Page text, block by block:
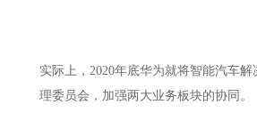
实际上，2020年底华为就将智能汽
理委员会，加强两大业务板块的协同。